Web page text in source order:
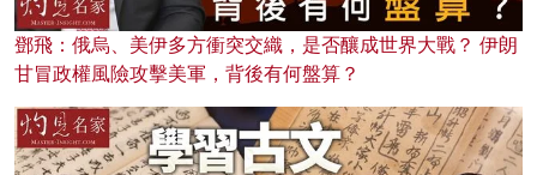
鄧飛：俄烏、美伊多方衝突交織，是否釀成世界大戰？ 伊朗
甘冒政權風險攻擊美軍，背後有何盤算？